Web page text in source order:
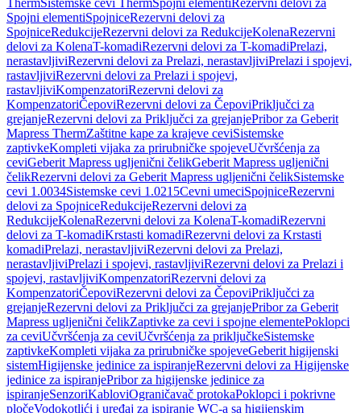
ThermSistemske cevi ThermSpojni elementi Rezervni delovi za
Spojni elementiSpojniceRezervni delovi za
SpojniceRedukcijeRezervni delovi za RedukcijeKolenaRezervni
delovi za KolenaT-komadiRezervni delovi za T-komadiPrelazi,
nerastavljiviRezervni delovi za Prelazi, nerastavljiviPrelazi i spojevi,
rastavljiviRezervni delovi za Prelazi i spojevi,
rastavljiviKompenzatoriRezervni delovi za
KompenzatoriČepoviRezervni delovi za ČepoviPriključci za
grejanjeRezervni delovi za Priključci za grejanjePribor za Geberit
Mapress ThermZaštitne kape za krajeve ceviSistemske
zaptivkeKompleti vijaka za prirubničke spojeveUčvršćenja za
ceviGeberit Mapress ugljenični čelikGeberit Mapress ugljenični
čelikRezervni delovi za Geberit Mapress ugljenični čelikSistemske
cevi 1.0034Sistemske cevi 1.0215Cevni umeciSpojniceRezervni
delovi za SpojniceRedukcijeRezervni delovi za
RedukcijeKolenaRezervni delovi za KolenaT-komadiRezervni
delovi za T-komadiKrstasti komadiRezervni delovi za Krstasti
komadiPrelazi, nerastavljiviRezervni delovi za Prelazi,
nerastavljiviPrelazi i spojevi, rastavljiviRezervni delovi za Prelazi i
spojevi, rastavljiviKompenzatoriRezervni delovi za
KompenzatoriČepoviRezervni delovi za ČepoviPriključci za
grejanjeRezervni delovi za Priključci za grejanjePribor za Geberit
Mapress ugljenični čelikZaptivke za cevi i spojne elementePoklopci
za ceviUčvršćenja za ceviUčvršćenja za priključkeSistemske
zaptivkeKompleti vijaka za prirubničke spojeveGeberit higijenski
sistemHigijenske jedinice za ispiranjeRezervni delovi za Higijenske
jedinice za ispiranjePribor za higijenske jedinice za
ispiranjeSenzoriKabloviOgraničavač protokaPoklopci i pokrivne
pločeVodokotlići i uređaj za ispiranje WC-a sa higijenskim